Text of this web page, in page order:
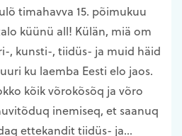
timahavva 15. põimukuu
küünü all! Külän, miä om
, kunsti-, tiidüs- ja muid häid
ku laemba Eesti elo jaos.
kõik võrokõsõq ja võro
inemiseq, et saanuq
ettekandit tiidüs- ja…